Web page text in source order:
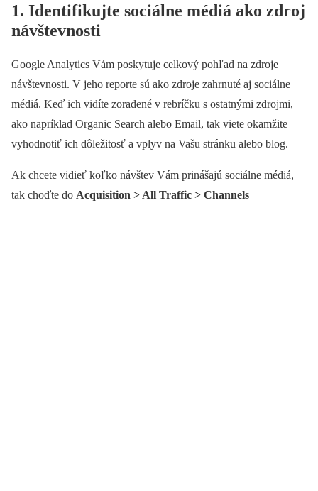
1. Identifikujte sociálne médiá ako zdroj
návštevnosti
Google Analytics Vám poskytuje celkový pohľad na zdroje
návštevnosti. V jeho reporte sú ako zdroje zahrnuté aj sociálne
médiá. Keď ich vidíte zoradené v rebríčku s ostatnými zdrojmi,
ako napríklad Organic Search alebo Email, tak viete okamžite
vyhodnotiť ich dôležitosť a vplyv na Vašu stránku alebo blog.
Ak chcete vidieť koľko návštev Vám prinášajú sociálne médiá,
tak choďte do Acquisition > All Traffic > Channels